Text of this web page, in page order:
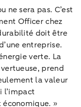
ne sera pas. C’est
Officer chez
doit être
entreprise.
verte. La
prend
la valeur
l’impact
»